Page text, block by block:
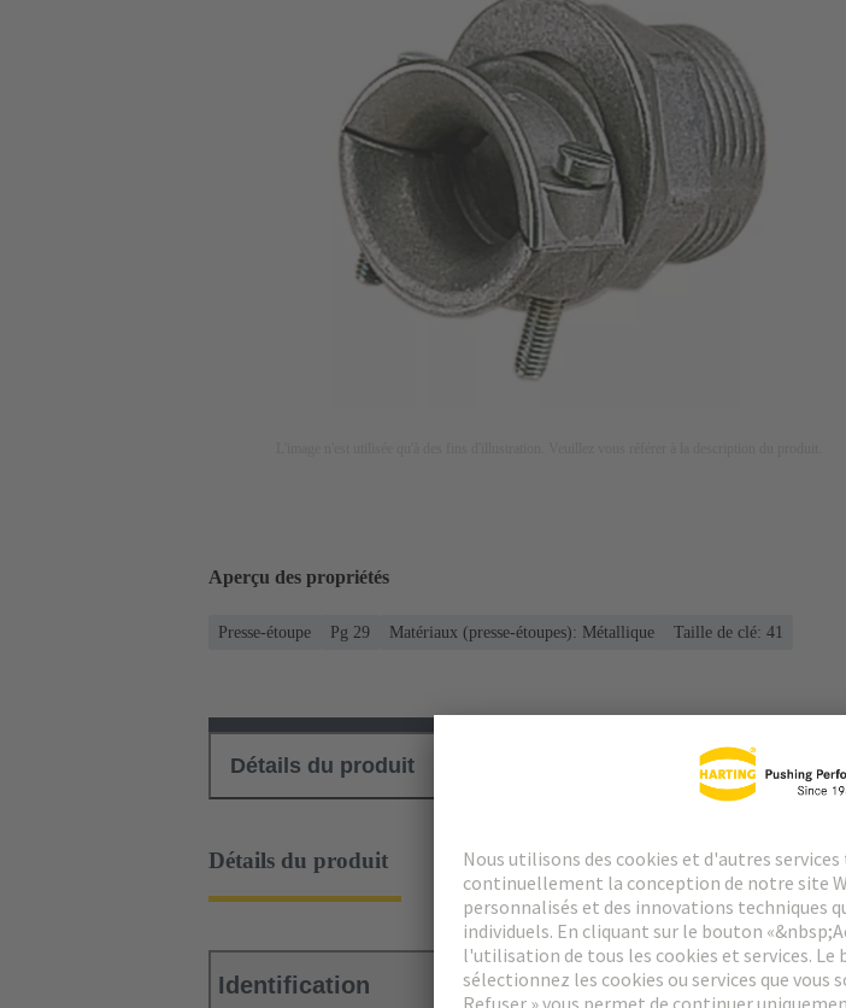
Aperçu des propriétés
Presse-étoupe Pg 29 Matériaux (presse-étoupes): Métallique Taille de clé: 41
Détails du produit Produits assortis
Détails du produit
Identification